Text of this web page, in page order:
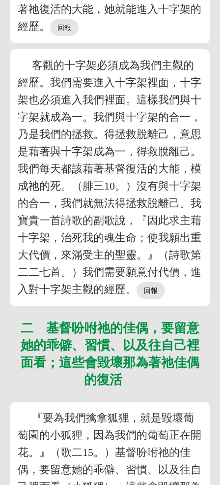
著祂復活的大能，她就能進入十字架的
經歷。
客觀的十字架必須成為我們主觀的
經歷。我們需要進入十字架裡面，十字
架也必須進入我們裡面。這樣我們與十
字架就成為一。我們與十字架的合一，
乃是我們的拯救。得拯救脫離己，意思
是藉著與十字架成為一，得救脫離己。
我們每天都該藉著基督復活的大能，模
成祂的死。（腓三10。）沒有與十字架
的合一，我們就無法得拯救脫離己。我
寶貴一首詩歌的副歌說，『因此求主藉
十字架，治死我的魂生命；使我願出重
大代價，來滿受主的聖靈。』（詩歌第
二二七首。）我們需要願意付代價，進
入對十字架主觀的經歷。
二 基督吩咐祂的佳偶，要留意
她的乖僻、習慣、以及往自己裡
面看；這些會毀壞那為著祂佳偶
的復活
『要為我們擒拿狐狸，就是毀壞葡
萄園的小狐狸，因為我們的葡萄正在開
花。』（歌二15。）基督吩咐祂的佳
偶，要留意她的乖僻、習慣、以及往自